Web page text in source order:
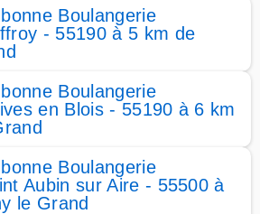
Boulangerie
- 55190 à 5 km de
Boulangerie
en Blois - 55190 à 6 km
Boulangerie
Aubin sur Aire - 55500 à
le Grand